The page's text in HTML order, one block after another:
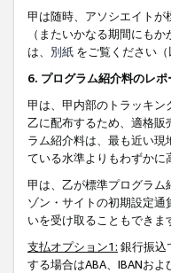
甲は随時、アソシエイト
（またいかなる期間にも
は、 別紙 をご覧ください（
6. プログラム紹介料のレ
甲は、甲内部のトラッキ
乙に配布するため、適格
ラム紹介料は、最も近い
ている水準よりもわずか
甲は、乙が標準プログラ
ゾン・サイトの初期設定
いを受け取ることもでき
支払オプション1: 銀行振込
する場合はABA、IBANお